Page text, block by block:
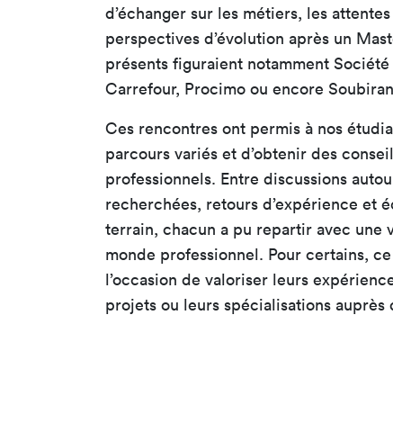
d’échanger sur les métiers, les
perspectives d’évolution après un
présents figuraient notamment
Carrefour, Procimo ou encore
Ces rencontres ont permis à nos
parcours variés et d’obtenir des
professionnels. Entre discussions
recherchées, retours d’expérience et
terrain, chacun a pu repartir avec une
monde professionnel. Pour certains,
l’occasion de valoriser leurs
projets ou leurs spécialisations auprès